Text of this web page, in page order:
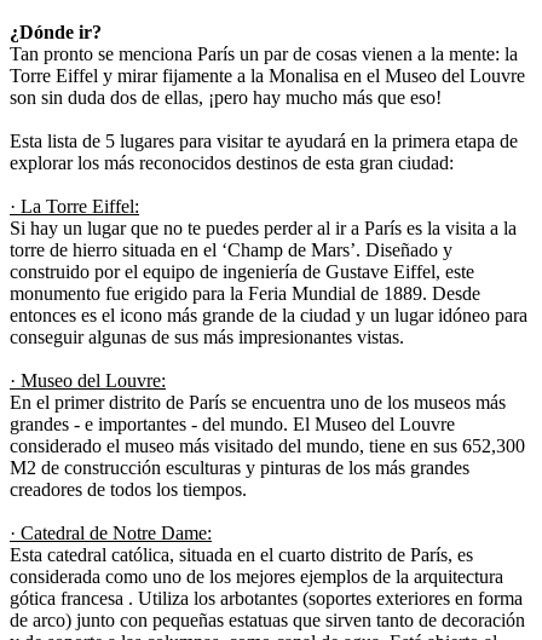
¿Dónde ir?
Tan pronto se menciona París un par de cosas vienen a la mente: la
Torre Eiffel y mirar fijamente a la Monalisa en el Museo del Louvre
son sin duda dos de ellas, ¡pero hay mucho más que eso!
Esta lista de 5 lugares para visitar te ayudará en la primera etapa de
explorar los más reconocidos destinos de esta gran ciudad:
· La Torre Eiffel:
Si hay un lugar que no te puedes perder al ir a París es la visita a la
torre de hierro situada en el ‘Champ de Mars’. Diseñado y
construido por el equipo de ingeniería de Gustave Eiffel, este
monumento fue erigido para la Feria Mundial de 1889. Desde
entonces es el icono más grande de la ciudad y un lugar idóneo para
conseguir algunas de sus más impresionantes vistas.
· Museo del Louvre:
En el primer distrito de París se encuentra uno de los museos más
grandes - e importantes - del mundo. El Museo del Louvre
considerado el museo más visitado del mundo, tiene en sus 652,300
M2 de construcción esculturas y pinturas de los más grandes
creadores de todos los tiempos.
· Catedral de Notre Dame:
Esta catedral católica, situada en el cuarto distrito de París, es
considerada como uno de los mejores ejemplos de la arquitectura
gótica francesa . Utiliza los arbotantes (soportes exteriores en forma
de arco) junto con pequeñas estatuas que sirven tanto de decoración